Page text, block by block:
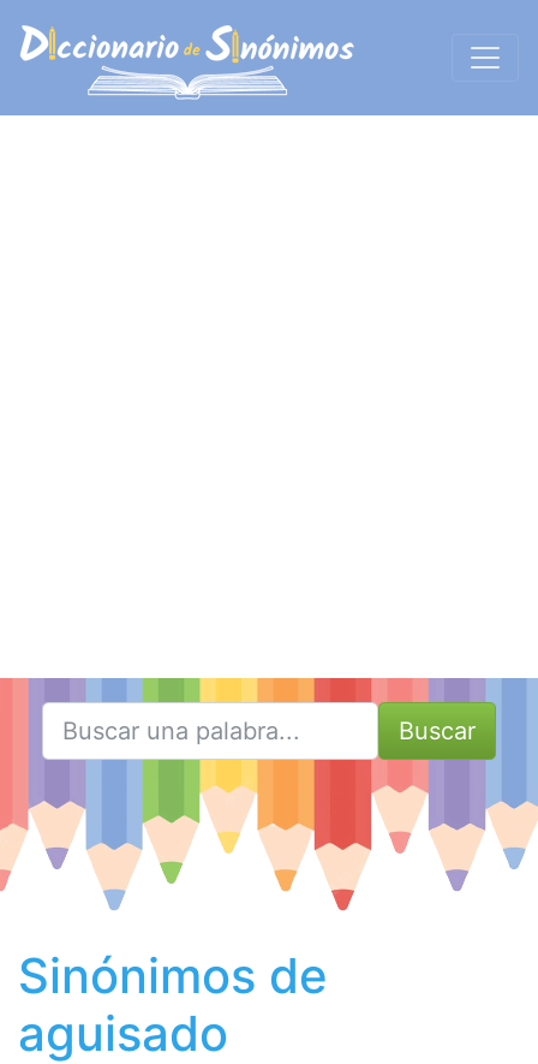
Buscar
Sinónimos de
aguisado